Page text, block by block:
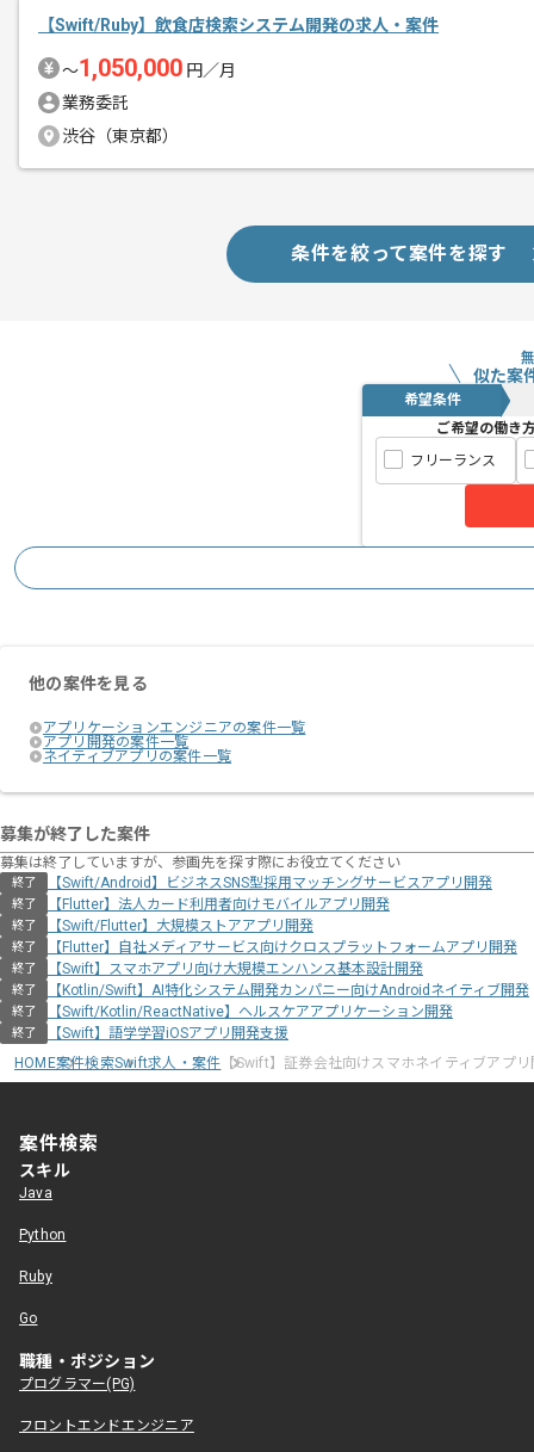
【Swift/Ruby】飲食店検索システム開発の求人・案件
〜1,050,000 円／月
業務委託
渋谷（東京都）
条件を絞って案件を探す
似た案
希望条件
ご希望の働き
フリーランス
他の案件を見る
アプリケーションエンジニアの案件一覧
アプリ開発の案件一覧
ネイティブアプリの案件一覧
募集が終了した案件
募集は終了していますが、参画先を探す際にお役立てください
終了 【Swift/Android】ビジネスSNS型採用マッチングサービスアプリ開発
終了 【Flutter】法人カード利用者向けモバイルアプリ開発
終了 【Swift/Flutter】大規模ストアアプリ開発
終了 【Flutter】自社メディアサービス向けクロスプラットフォームアプリ開発
終了 【Swift】スマホアプリ向け大規模エンハンス基本設計開発
終了 【Kotlin/Swift】AI特化システム開発カンパニー向けAndroidネイティブ開発
終了 【Swift/Kotlin/ReactNative】ヘルスケアアプリケーション開発
終了
【Swift】語学学習iOSアプリ開発支援
HOME案件検索Swift求人・案件 【Swift】証券会社向けスマホネイティブアプ
案件検索
スキル
Java
Python
Ruby
Go
職種・ポジション
プログラマー(PG)
フロントエンドエンジニア